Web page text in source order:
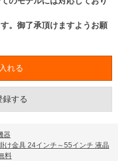
。御了承頂けますようお願
録する
器
け金具 24インチ～55インチ 液晶
料